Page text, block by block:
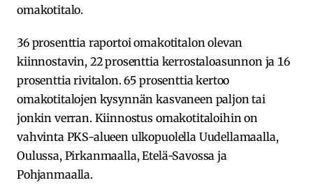
omakotitalo.
36 prosenttia raportoi omakotitalon olevan
kiinnostavin, 22 prosenttia kerrostaloasunnon ja 16
prosenttia rivitalon. 65 prosenttia kertoo
omakotitalojen kysynnän kasvaneen paljon tai
jonkin verran. Kiinnostus omakotitaloihin on
vahvinta PKS-alueen ulkopuolella Uudellamaalla,
Oulussa, Pirkanmaalla, Etelä-Savossa ja
Pohjanmaalla.